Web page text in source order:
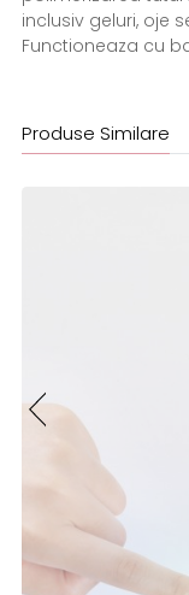
inclusiv geluri, oje
Functioneaza cu
Produse Similare